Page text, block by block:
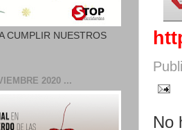
No
CUMPLIR NUESTROS
2020 ...